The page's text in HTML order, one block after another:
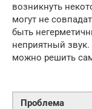
возникнуть
могут не
быть
неприятный
можно решить
Проблема